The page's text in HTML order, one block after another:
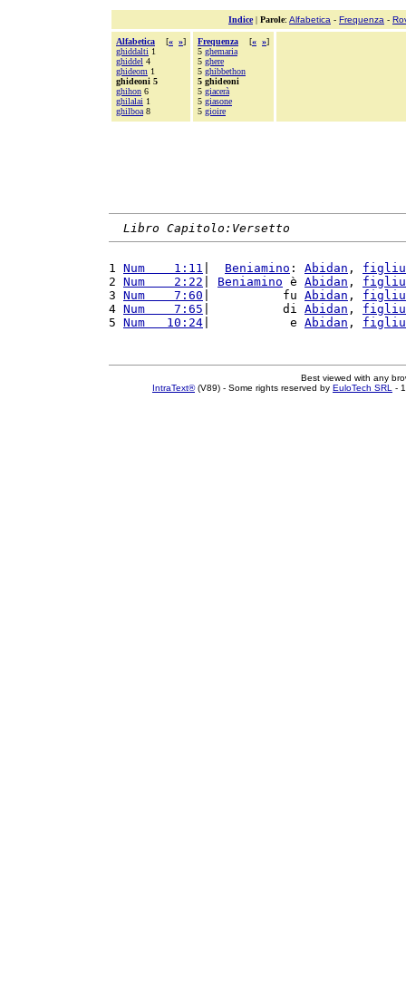
Indice| Parole: Alfabetica - Frequenza -
Alfabetica [« »]
ghiddalti 1
ghiddel 4
ghideom 1
ghideoni 5
ghihon 6
ghilalai 1
ghilboa 8
Frequenza [« »]
5 ghemaria
5 ghere
5 ghibbethon
5 ghideoni
5 giacerà
5 giasone
5 gioire
Libro Capitolo:Versetto
1 Num    1:11 Beniamino : Abidan ,
2 Num    2:22 Beniamino è Abidan ,
3 Num    7:60 |          fu Abidan ,
4 Num    7:65 |          di Abidan ,
5 Num   10:24 |           e Abidan ,
Best viewed with any
IntraText®(V89) - Some rights reserved by EuloTech SRL -